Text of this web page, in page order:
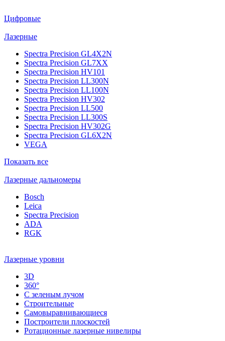
Цифровые
Лазерные
Spectra Precision GL4X2N
Spectra Precision GL7XX
Spectra Precision HV101
Spectra Precision LL300N
Spectra Precision LL100N
Spectra Precision HV302
Spectra Precision LL500
Spectra Precision LL300S
Spectra Precision HV302G
Spectra Precision GL6X2N
VEGA
Показать все
Лазерные дальномеры
Bosch
Leica
Spectra Precision
ADA
RGK
Лазерные уровни
3D
360°
С зеленым лучом
Строительные
Самовыравнивающиеся
Построители плоскостей
Ротационные лазерные нивелиры